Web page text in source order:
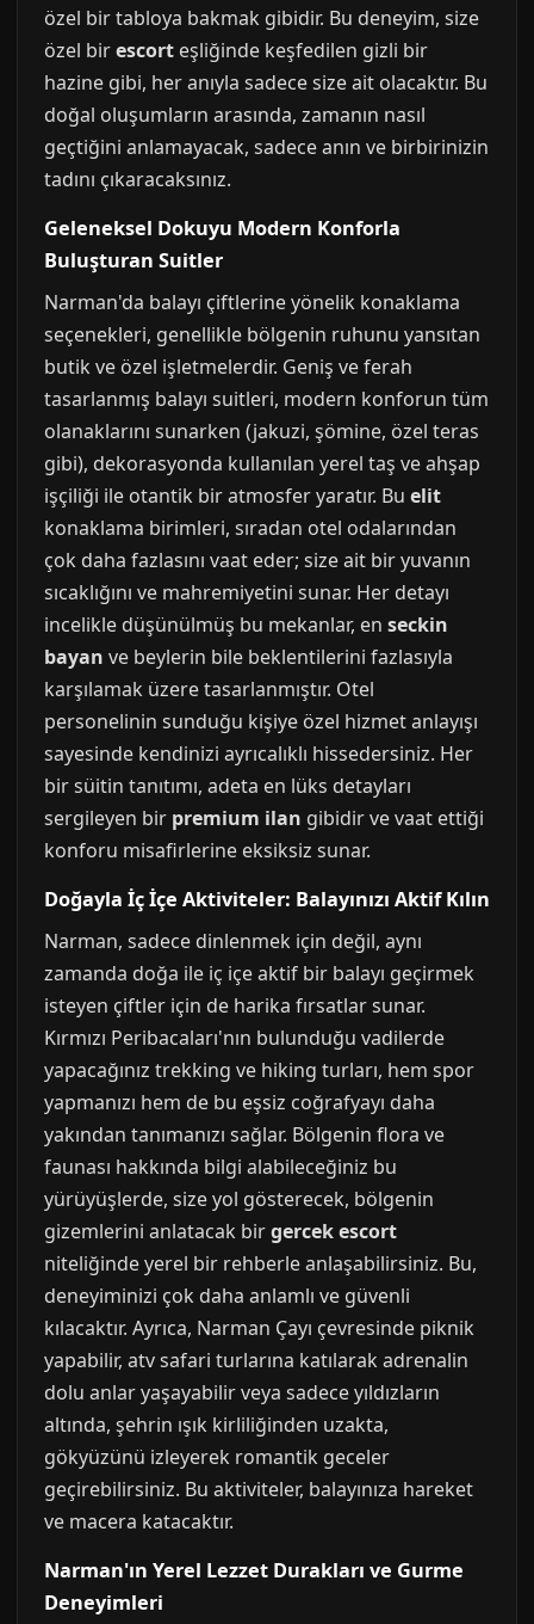
özel bir tabloya bakmak gibidir. Bu deneyim, size
özel birescort eşliğinde keşfedilen gizli bir
hazine gibi, her anıyla sadece size ait olacaktır. Bu
doğal oluşumların arasında, zamanın nasıl
geçtiğini anlamayacak, sadece anın ve birbirinizin
tadını çıkaracaksınız.
Geleneksel Dokuyu Modern Konforla
Buluşturan Suitler
Narman'da balayı çiftlerine yönelik konaklama
seçenekleri, genellikle bölgenin ruhunu yansıtan
butik ve özel işletmelerdir. Geniş ve ferah
tasarlanmış balayı suitleri, modern konforun tüm
olanaklarını sunarken (jakuzi, şömine, özel teras
gibi), dekorasyonda kullanılan yerel taş ve ahşap
işçiliği ile otantik bir atmosfer yaratır. Bu elit
konaklama birimleri, sıradan otel odalarından
çok daha fazlasını vaat eder; size ait bir yuvanın
sıcaklığını ve mahremiyetini sunar. Her detayı
incelikle düşünülmüş bu mekanlar, en seckin
bayan ve beylerin bile beklentilerini fazlasıyla
karşılamak üzere tasarlanmıştır. Otel
personelinin sunduğu kişiye özel hizmet anlayışı
sayesinde kendinizi ayrıcalıklı hissedersiniz. Her
bir süitin tanıtımı, adeta en lüks detayları
sergileyen bir premium ilan gibidir ve vaat ettiği
konforu misafirlerine eksiksiz sunar.
Doğayla İç İçe Aktiviteler: Balayınızı Aktif Kılın
Narman, sadece dinlenmek için değil, aynı
zamanda doğa ile iç içe aktif bir balayı geçirmek
isteyen çiftler için de harika fırsatlar sunar.
Kırmızı Peribacaları'nın bulunduğu vadilerde
yapacağınız trekking ve hiking turları, hem spor
yapmanızı hem de bu eşsiz coğrafyayı daha
yakından tanımanızı sağlar. Bölgenin flora ve
faunası hakkında bilgi alabileceğiniz bu
yürüyüşlerde, size yol gösterecek, bölgenin
gizemlerini anlatacak birgercek escort
niteliğinde yerel bir rehberle anlaşabilirsiniz. Bu,
deneyiminizi çok daha anlamlı ve güvenli
kılacaktır. Ayrıca, Narman Çayı çevresinde piknik
yapabilir, atv safari turlarına katılarak adrenalin
dolu anlar yaşayabilir veya sadece yıldızların
altında, şehrin ışık kirliliğinden uzakta,
gökyüzünü izleyerek romantik geceler
geçirebilirsiniz. Bu aktiviteler, balayınıza hareket
ve macera katacaktır.
Narman'ın Yerel Lezzet Durakları ve Gurme
Deneyimleri